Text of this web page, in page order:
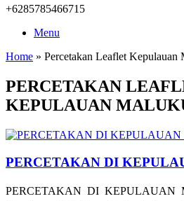
+6285785466715
Menu
Home » Percetakan Leaflet Kepulauan
PERCETAKAN
KEPULAUAN
PERCETAKAN DI
PERCETAKAN DI KEPULAUAN